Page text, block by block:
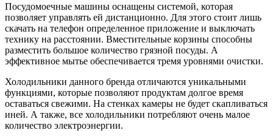
Посудомоечные машины оснащены системой, которая
позволяет управлять ей дистанционно. Для этого стоит лишь
скачать на телефон определенное приложение и выключать
технику на расстоянии. Вместительные корзины способны
разместить большое количество грязной посуды. А
эффективное мытье обеспечивается тремя уровнями очистки.
Холодильники данного бренда отличаются уникальными
функциями, которые позволяют продуктам долгое время
оставаться свежими. На стенках камеры не будет скапливаться
иней. А также, все холодильники потребляют очень малое
количество электроэнергии.